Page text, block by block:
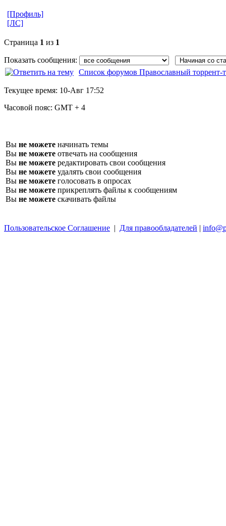
[Профиль]
[ЛС]
Страница 1 из 1
Показать сообщения:
Список форумов Православный торрент-
Текущее время: 10-Авг 17:52
Часовой пояс: GMT + 4
Вы не можете начинать темы
Вы не можете отвечать на сообщения
Вы не можете редактировать свои сообщения
Вы не можете удалять свои сообщения
Вы не можете голосовать в опросах
Вы не можете прикреплять файлы к сообщениям
Вы не можете скачивать файлы
Пользовательское Соглашение | Для правообладателей |